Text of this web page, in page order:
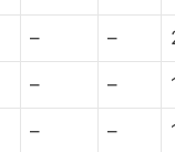
– –
– –
– –